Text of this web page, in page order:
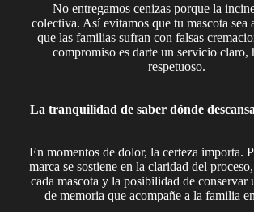
No entregamos cenizas porque la
colectiva. Así evitamos que tu mascota sea
que las familias sufran con falsas
compromiso es darte un servicio claro,
respetuoso.
La tranquilidad de saber dónde
En momentos de dolor, la certeza importa.
marca se sostiene en la claridad del
cada mascota y la posibilidad de conservar
de memoria que acompañe a la familia